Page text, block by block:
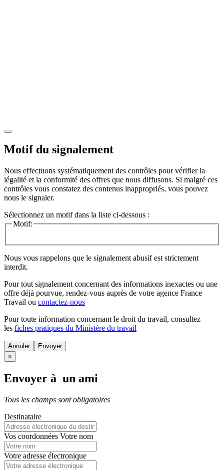
Motif du signalement
Nous effectuons systématiquement des contrôles pour vérifier la
légalité et la conformité des offres que nous diffusons. Si malgré ces
contrôles vous constatez des contenus inappropriés, vous pouvez
nous le signaler.
Sélectionnez un motif dans la liste ci-dessous :
Motif:
Nous vous rappelons que le signalement abusif est strictement
interdit.
Pour tout signalement concernant des informations inexactes ou une
offre déjà pourvue, rendez-vous auprès de votre agence France
Travail ou contactez-nous
Pour toute information concernant le droit du travail, consultez
les fiches pratiques du Ministère du travail
Annuler
×
Envoyer à un ami
Tous les champs sont obligatoires
Destinataire
Vos coordonnées Votre nom
Votre adresse électronique